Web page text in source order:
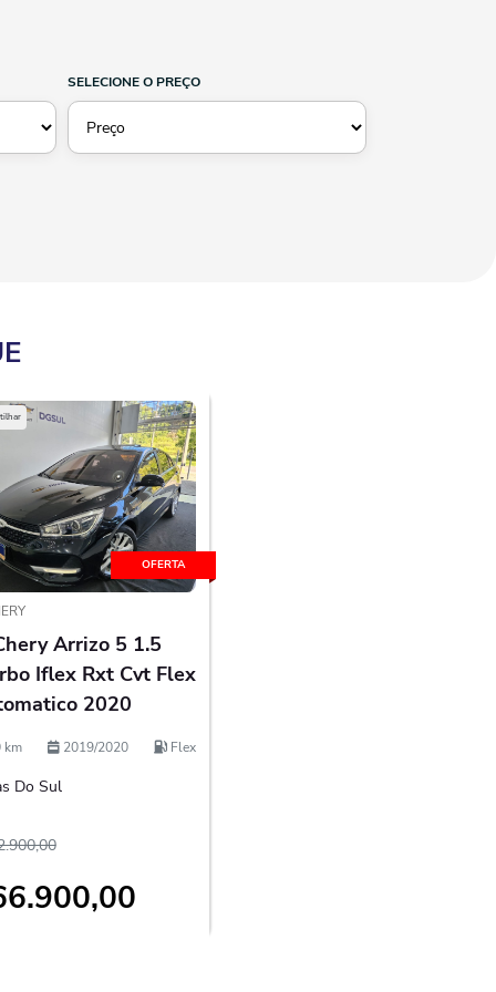
SELECIONE O PREÇO
OFERTA
Arrizo 5 1.5
Iflex Rxt Cvt Flex
2020
2019/2020 Flex
Do Sul